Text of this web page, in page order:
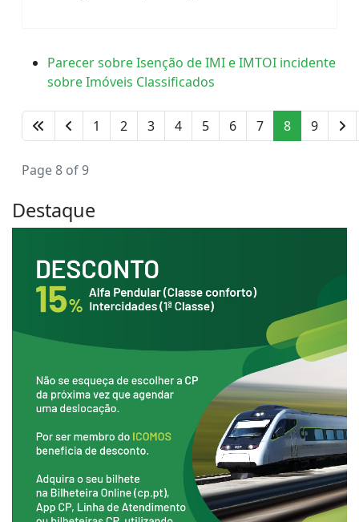
Parecer sobre Isenção de IMI e IMTOI incidente
sobre Imóveis Classificados
1 2 3 4 5 6 7 8 9
Page 8 of 9
Destaque